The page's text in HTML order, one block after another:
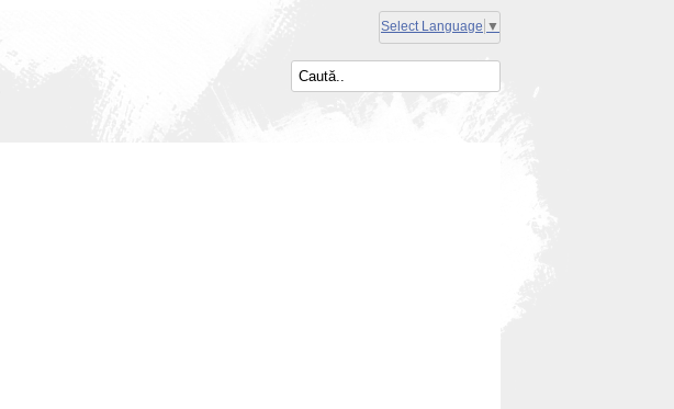
Select Language ▼